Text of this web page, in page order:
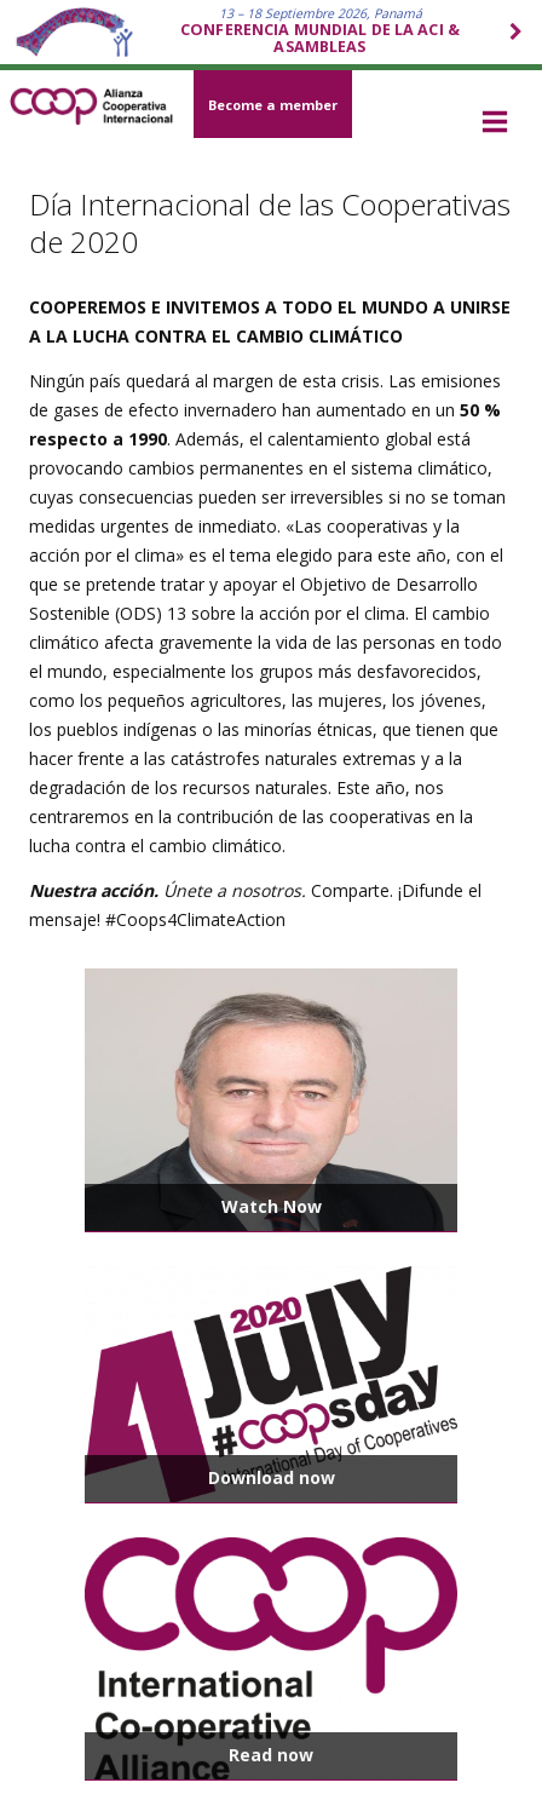
13 – 18 Septiembre 2026, Panamá
CONFERENCIA MUNDIAL DE LA ACI &
ASAMBLEAS
Become a member
Día Internacional de las Cooperativas
de 2020
COOPEREMOS E INVITEMOS A TODO EL MUNDO A UNIRSE
A LA LUCHA CONTRA EL CAMBIO CLIMÁTICO
Ningún país quedará al margen de esta crisis. Las emisiones
de gases de efecto invernadero han aumentado en un 50 %
respecto a 1990. Además, el calentamiento global está
provocando cambios permanentes en el sistema climático,
cuyas consecuencias pueden ser irreversibles si no se toman
medidas urgentes de inmediato. «Las cooperativas y la
acción por el clima» es el tema elegido para este año, con el
que se pretende tratar y apoyar el Objetivo de Desarrollo
Sostenible (ODS) 13 sobre la acción por el clima. El cambio
climático afecta gravemente la vida de las personas en todo
el mundo, especialmente los grupos más desfavorecidos,
como los pequeños agricultores, las mujeres, los jóvenes,
los pueblos indígenas o las minorías étnicas, que tienen que
hacer frente a las catástrofes naturales extremas y a la
degradación de los recursos naturales. Este año, nos
centraremos en la contribución de las cooperativas en la
lucha contra el cambio climático.
Nuestra acción. Únete a nosotros. Comparte. ¡Difunde el
mensaje! #Coops4ClimateAction
Watch Now
Download now
Read now